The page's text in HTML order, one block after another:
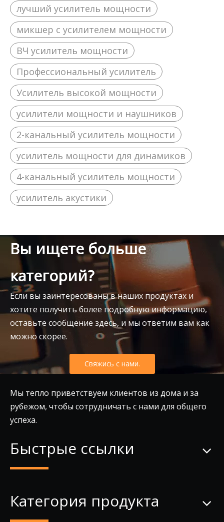
лучший усилитель мощности
микшер с усилителем мощности
ВЧ усилитель мощности
Профессиональный усилитель
Усилитель высокой мощности
усилители мощности и наушников
2-канальный усилитель мощности
усилитель мощности для динамиков
4-канальный усилитель мощности
усилитель акустики
Вы ищете больше
категорий?
Если вы заинтересованы в наших продуктах и
хотите получить более подробную информацию,
оставьте сообщение здесь, и мы ответим вам как
можно скорее.
Свяжись с нами.
Мы тепло приветствуем клиентов из дома и за
рубежом, чтобы сотрудничать с нами для общего
успеха.
Быстрые ссылки
Категория продукта